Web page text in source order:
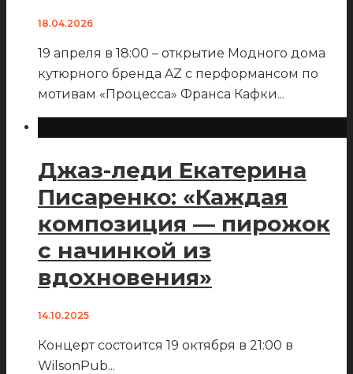
18.04.2026
19 апреля в 18:00 – открытие Модного дома
кутюрного бренда AZ с перформансом по
мотивам «Процесса» Франса Кафки...
Джаз-леди Екатерина
Писаренко: «Каждая
композиция — пирожок
с начинкой из
вдохновения»
14.10.2025
Концерт состоится 19 октября в 21:00 в
WilsonPub...